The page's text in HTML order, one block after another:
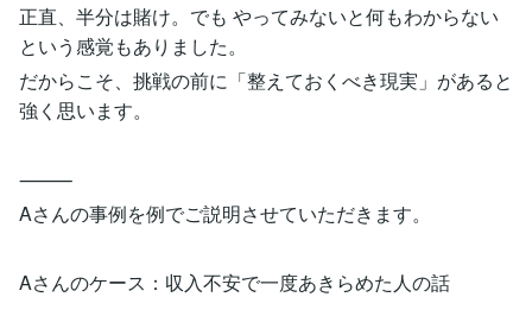
正直、半分は賭け。でも やってみないと何もわからない
という感覚もありました。
だからこそ、挑戦の前に「整えておくべき現実」があると
強く思います。
⸻
Aさんの事例を例でご説明させていただきます。
Aさんのケース：収入不安で一度あきらめた人の話